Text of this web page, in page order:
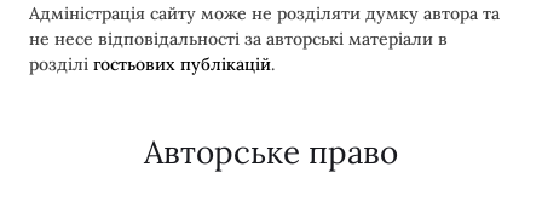
Адміністрація сайту може не розділяти думку автора та
не несе відповідальності за авторські матеріали в
розділі гостьових публікацій.
Авторське право